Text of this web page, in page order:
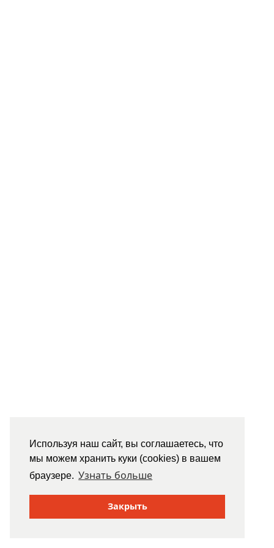
Используя наш сайт, вы соглашаетесь, что
мы можем хранить куки (cookies) в вашем
браузере. Узнать больше
Закрыть